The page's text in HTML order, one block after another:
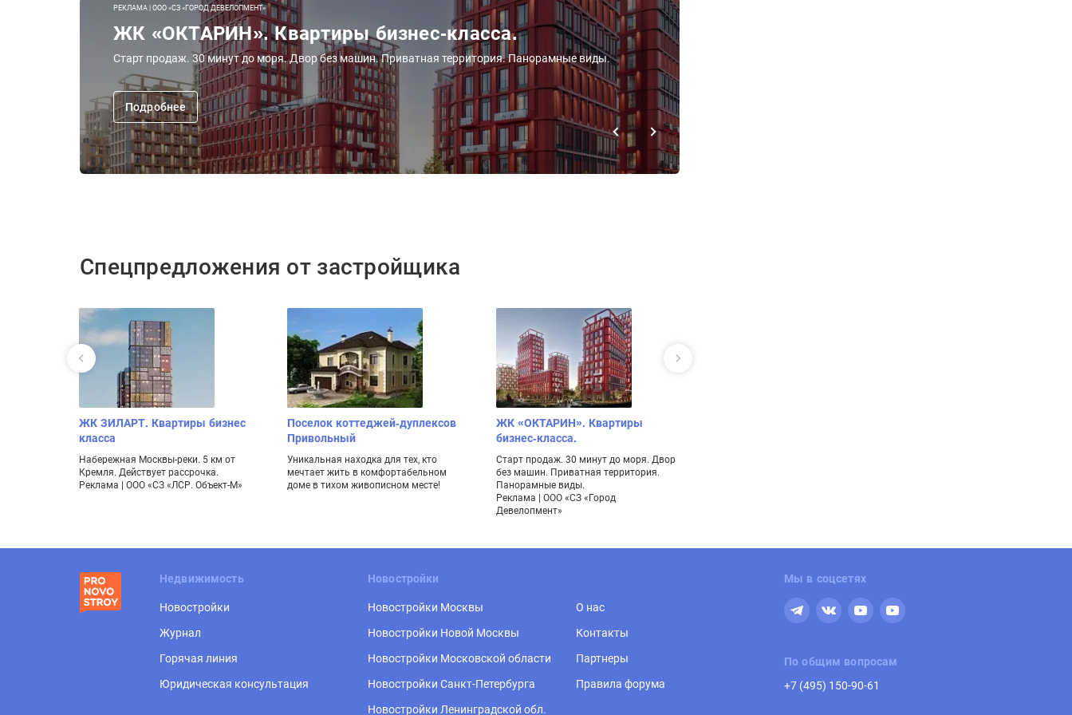
РЕКЛАМА | ООО «СЗ «ГОРОД ДЕВЕЛОПМЕНТ»
ЖК «ОКТАРИН». Квартиры бизнес-класса.
Старт продаж. 30 минут до моря. Двор без машин. Приватная территория. Панорамные виды.
Подробнее
Спецпредложения от застройщика
ЖК ЗИЛАРТ. Квартиры бизнес
класса
Набережная Москвы-реки. 5 км от
Кремля. Действует рассрочка.
Реклама | ООО «СЗ «ЛСР. Объект-М»
Поселок коттеджей-дуплексов
Привольный
Уникальная находка для тех, кто
мечтает жить в комфортабельном
доме в тихом живописном месте!
ЖК «ОКТАРИН». Квартиры
бизнес-класса.
Старт продаж. 30 минут до моря. Двор
без машин. Приватная территория.
Панорамные виды.
Реклама | ООО «СЗ «Город
Девелопмент»
Недвижимость
Новостройки
Журнал
Горячая линия
Юридическая консультация
Новостройки
Новостройки Москвы
Новостройки Новой Москвы
Новостройки Московской области
Новостройки Санкт-Петербурга
Новостройки Ленинградской обл.
О нас
Контакты
Партнеры
Правила форума
Мы в соцсетях
По общим вопросам
+7 (495) 150-90-61